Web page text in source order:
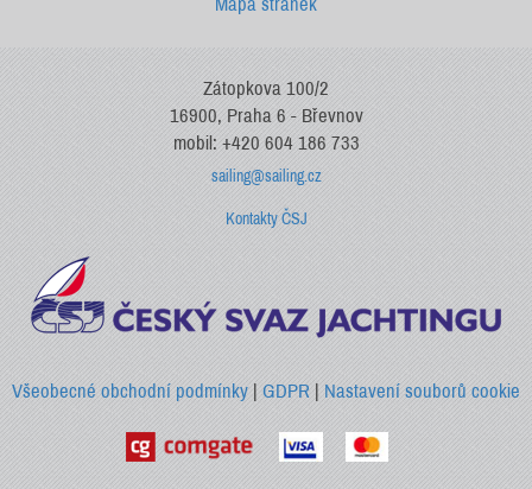
Mapa stránek
Zátopkova 100/2
16900, Praha 6 - Břevnov
mobil: +420 604 186 733
sailing@sailing.cz
Kontakty ČSJ
Všeobecné obchodní podmínky| GDPR| Nastavení souborů cookie